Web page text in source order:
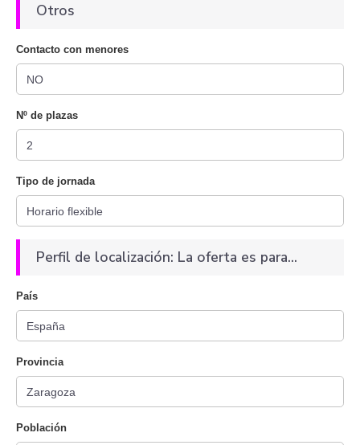
Otros
Contacto con menores
Nº de plazas
Tipo de jornada
Perfil de localización: La oferta es para...
País
Provincia
Población